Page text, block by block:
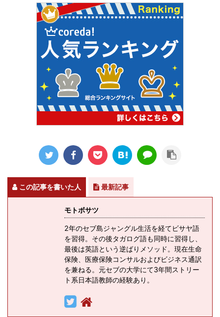
この記事を書いた人 最新記事
モトボサツ
2年のセブ島ジャングル生活を経てビサヤ語
を習得。その後タガログ語も同時に習得し、
最後は英語という逆ばりメソッド。現在生命
保険、医療保険コンサルおよびビジネス通訳
を兼ねる。元セブの大学にて3年間ストリー
ト系日本語教師の経験あり。